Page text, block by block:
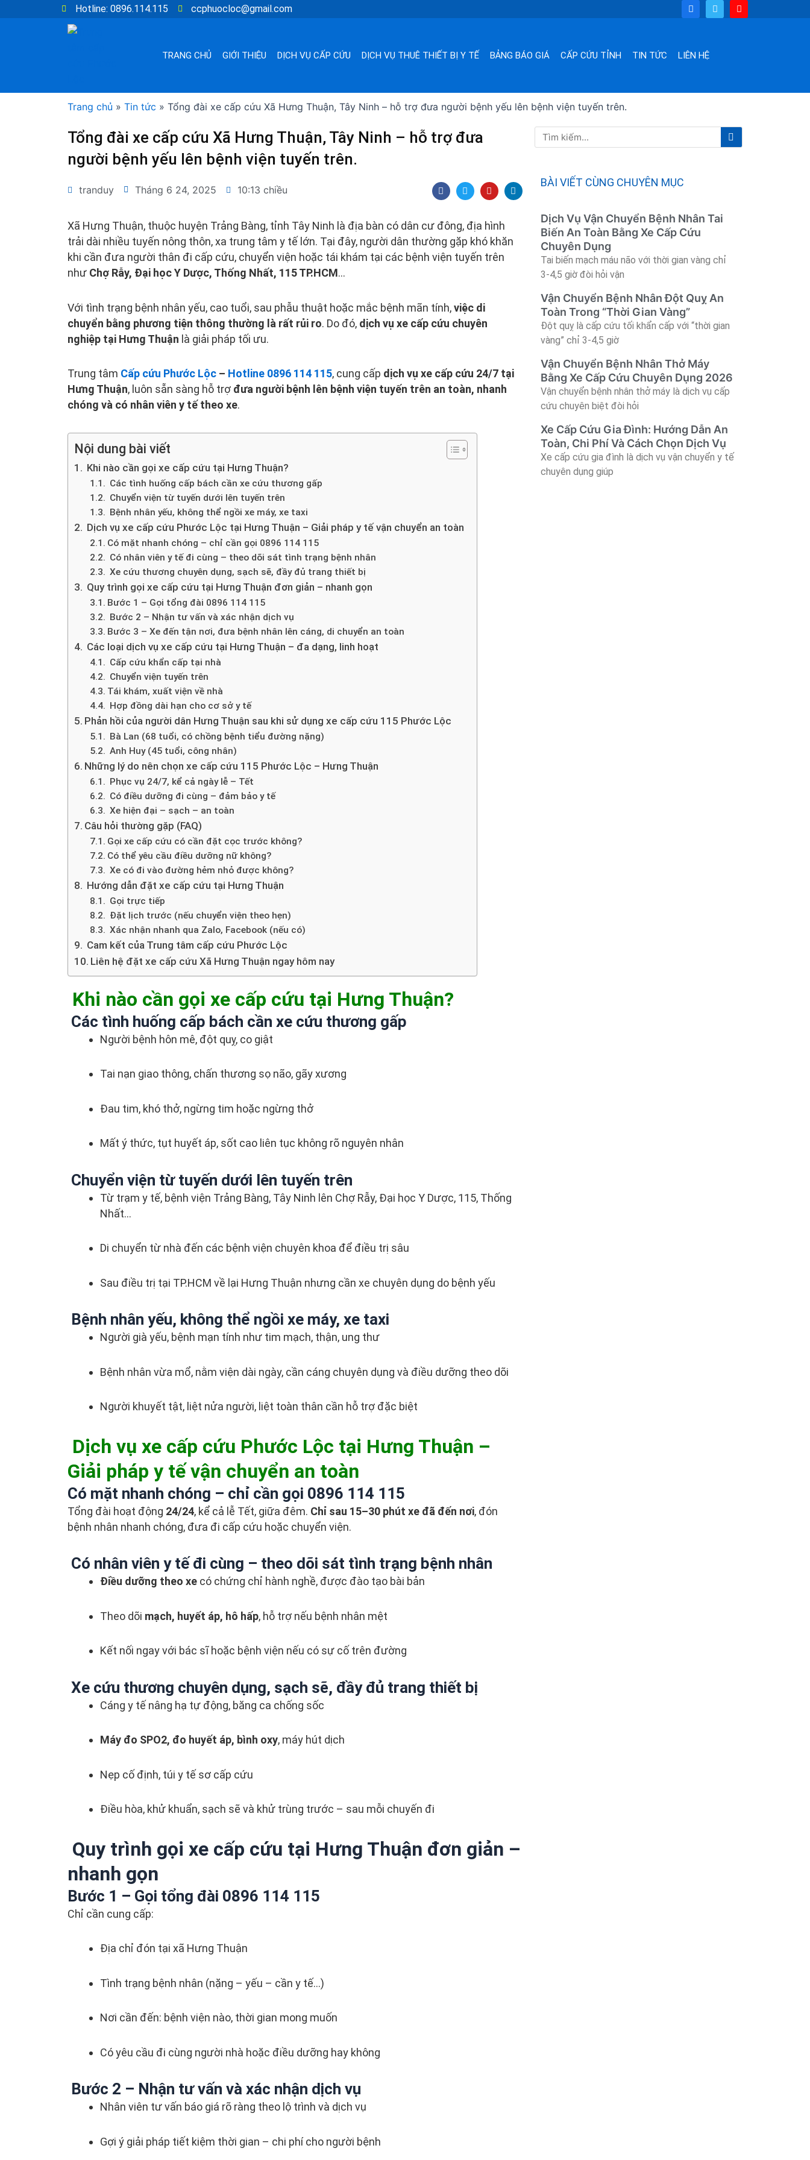
Hotline: 0896.114.115 ccphuocloc@gmail.com F
a
c
o
o
T
w
i
Y
o
u
TRANG CHỦ GIỚI THIỆU DỊCH VỤ CẤP CỨU DỊCH VỤ THUÊ THIẾT BỊ Y TẾ BẢNG BÁO GIÁ CẤP CỨU TỈNH TIN TỨC LIÊN HỆ
Trang chủ » Tin tức » Tổng đài xe cấp cứu Xã Hưng Thuận, Tây Ninh – hỗ trợ đưa người bệnh yếu lên bệnh viện tuyến trên.
Tổng đài xe cấp cứu Xã Hưng Thuận, Tây Ninh – hỗ trợ đưa
người bệnh yếu lên bệnh viện tuyến trên.
tranduy Tháng 6 24, 2025 10:13 chiều F
a
c
b
o
o
k
T
w
i
t
e
r
Y
o
u
u
b
e
L
i
n
i
n
Xã Hưng Thuận, thuộc huyện Trảng Bàng, tỉnh Tây Ninh là địa bàn có dân cư đông, địa hình
trải dài nhiều tuyến nông thôn, xa trung tâm y tế lớn. Tại đây, người dân thường gặp khó khăn
khi cần đưa người thân đi cấp cứu, chuyển viện hoặc tái khám tại các bệnh viện tuyến trên
như Chợ Rẫy, Đại học Y Dược, Thống Nhất, 115 TP.HCM…
Với tình trạng bệnh nhân yếu, cao tuổi, sau phẫu thuật hoặc mắc bệnh mãn tính,việc di
chuyển bằng phương tiện thông thường là rất rủi ro. Do đó, dịch vụ xe cấp cứu chuyên
nghiệp tại Hưng Thuận là giải pháp tối ưu.
Trung tâm Cấp cứu Phước Lộc – Hotline 0896 114 115, cung cấp dịch vụ xe cấp cứu 24/7 tại
Hưng Thuận, luôn sẵn sàng hỗ trợ đưa người bệnh lên bệnh viện tuyến trên an toàn, nhanh
chóng và có nhân viên y tế theo xe.
Nội dung bài viết
Khi nào cần gọi xe cấp cứu tại Hưng Thuận?
Các tình huống cấp bách cần xe cứu thương gấp
Chuyển viện từ tuyến dưới lên tuyến trên
Bệnh nhân yếu, không thể ngồi xe máy, xe taxi
Dịch vụ xe cấp cứu Phước Lộc tại Hưng Thuận – Giải pháp y tế vận chuyển an toàn
Có mặt nhanh chóng – chỉ cần gọi 0896 114 115
Có nhân viên y tế đi cùng – theo dõi sát tình trạng bệnh nhân
Xe cứu thương chuyên dụng, sạch sẽ, đầy đủ trang thiết bị
Quy trình gọi xe cấp cứu tại Hưng Thuận đơn giản – nhanh gọn
Bước 1 – Gọi tổng đài 0896 114 115
Bước 2 – Nhận tư vấn và xác nhận dịch vụ
Bước 3 – Xe đến tận nơi, đưa bệnh nhân lên cáng, di chuyển an toàn
Các loại dịch vụ xe cấp cứu tại Hưng Thuận – đa dạng, linh hoạt
Cấp cứu khẩn cấp tại nhà
Chuyển viện tuyến trên
Tái khám, xuất viện về nhà
Hợp đồng dài hạn cho cơ sở y tế
Phản hồi của người dân Hưng Thuận sau khi sử dụng xe cấp cứu 115 Phước Lộc
Bà Lan (68 tuổi, có chồng bệnh tiểu đường nặng)
Anh Huy (45 tuổi, công nhân)
Những lý do nên chọn xe cấp cứu 115 Phước Lộc – Hưng Thuận
Phục vụ 24/7, kể cả ngày lễ – Tết
Có điều dưỡng đi cùng – đảm bảo y tế
Xe hiện đại – sạch – an toàn
Câu hỏi thường gặp (FAQ)
Gọi xe cấp cứu có cần đặt cọc trước không?
Có thể yêu cầu điều dưỡng nữ không?
Xe có đi vào đường hẻm nhỏ được không?
Hướng dẫn đặt xe cấp cứu tại Hưng Thuận
Gọi trực tiếp
Đặt lịch trước (nếu chuyển viện theo hẹn)
Xác nhận nhanh qua Zalo, Facebook (nếu có)
Cam kết của Trung tâm cấp cứu Phước Lộc
Liên hệ đặt xe cấp cứu Xã Hưng Thuận ngay hôm nay
Khi nào cần gọi xe cấp cứu tại Hưng Thuận?
Các tình huống cấp bách cần xe cứu thương gấp
Người bệnh hôn mê, đột quỵ, co giật
Tai nạn giao thông, chấn thương sọ não, gãy xương
Đau tim, khó thở, ngừng tim hoặc ngừng thở
Mất ý thức, tụt huyết áp, sốt cao liên tục không rõ nguyên nhân
Chuyển viện từ tuyến dưới lên tuyến trên
Từ trạm y tế, bệnh viện Trảng Bàng, Tây Ninh lên Chợ Rẫy, Đại học Y Dược, 115, Thống
Nhất…
Di chuyển từ nhà đến các bệnh viện chuyên khoa để điều trị sâu
Sau điều trị tại TP.HCM về lại Hưng Thuận nhưng cần xe chuyên dụng do bệnh yếu
Bệnh nhân yếu, không thể ngồi xe máy, xe taxi
Người già yếu, bệnh mạn tính như tim mạch, thận, ung thư
Bệnh nhân vừa mổ, nằm viện dài ngày, cần cáng chuyên dụng và điều dưỡng theo dõi
Người khuyết tật, liệt nửa người, liệt toàn thân cần hỗ trợ đặc biệt
Dịch vụ xe cấp cứu Phước Lộc tại Hưng Thuận –
Giải pháp y tế vận chuyển an toàn
Có mặt nhanh chóng – chỉ cần gọi 0896 114 115
Tổng đài hoạt động 24/24, kể cả lễ Tết, giữa đêm. Chỉ sau 15–30 phút xe đã đến nơi, đón
bệnh nhân nhanh chóng, đưa đi cấp cứu hoặc chuyển viện.
Có nhân viên y tế đi cùng – theo dõi sát tình trạng bệnh nhân
Điều dưỡng theo xe có chứng chỉ hành nghề, được đào tạo bài bản
Theo dõi mạch, huyết áp, hô hấp, hỗ trợ nếu bệnh nhân mệt
Kết nối ngay với bác sĩ hoặc bệnh viện nếu có sự cố trên đường
Xe cứu thương chuyên dụng, sạch sẽ, đầy đủ trang thiết bị
Cáng y tế nâng hạ tự động, băng ca chống sốc
Máy đo SPO2, đo huyết áp, bình oxy, máy hút dịch
Nẹp cố định, túi y tế sơ cấp cứu
Điều hòa, khử khuẩn, sạch sẽ và khử trùng trước – sau mỗi chuyến đi
Quy trình gọi xe cấp cứu tại Hưng Thuận đơn giản –
nhanh gọn
Bước 1 – Gọi tổng đài 0896 114 115
Chỉ cần cung cấp:
Địa chỉ đón tại xã Hưng Thuận
Tình trạng bệnh nhân (nặng – yếu – cần y tế…)
Nơi cần đến: bệnh viện nào, thời gian mong muốn
Có yêu cầu đi cùng người nhà hoặc điều dưỡng hay không
Bước 2 – Nhận tư vấn và xác nhận dịch vụ
Nhân viên tư vấn báo giá rõ ràng theo lộ trình và dịch vụ
Gợi ý giải pháp tiết kiệm thời gian – chi phí cho người bệnh
Tìm
kiếm
Tìm
BÀI VIẾT CÙNG CHUYÊN MỤC
Dịch Vụ Vận Chuyển Bệnh Nhân Tai
Biến An Toàn Bằng Xe Cấp Cứu
Chuyên Dụng
Tai biến mạch máu não với thời gian vàng chỉ
3-4,5 giờ đòi hỏi vận
Vận Chuyển Bệnh Nhân Đột Quỵ An
Toàn Trong “Thời Gian Vàng”
Đột quỵ là cấp cứu tối khẩn cấp với “thời gian
vàng” chỉ 3-4,5 giờ
Vận Chuyển Bệnh Nhân Thở Máy
Bằng Xe Cấp Cứu Chuyên Dụng 2026
Vận chuyển bệnh nhân thở máy là dịch vụ cấp
cứu chuyên biệt đòi hỏi
Xe Cấp Cứu Gia Đình: Hướng Dẫn An
Toàn, Chi Phí Và Cách Chọn Dịch Vụ
Xe cấp cứu gia đình là dịch vụ vận chuyển y tế
chuyên dụng giúp